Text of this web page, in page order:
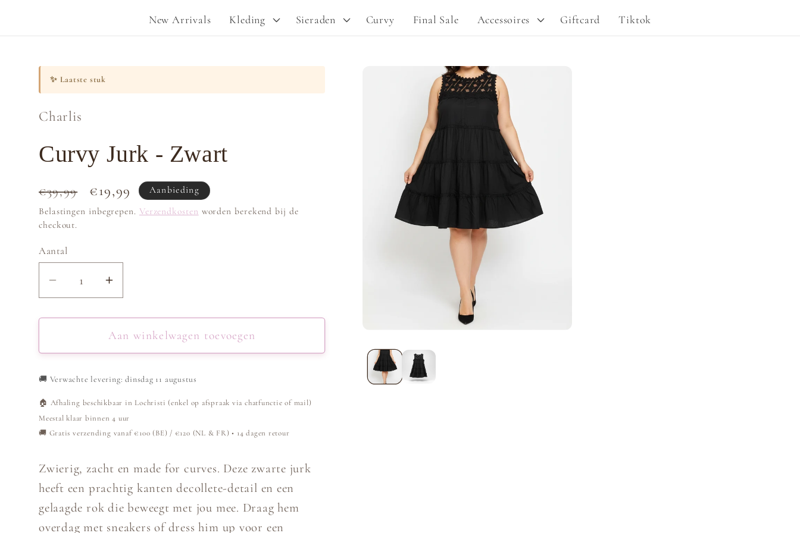
New Arrivals Kleding Sieraden Curvy Final Sale Accessoires Giftcard Tiktok
g
Ga direct naar
productinformatie
openen
modaal
✨ Laatste stuk
Charlis
Curvy Jurk - Zwart
Normale
prijs
€39,99 Aanbiedingsprijs
€19,99 Aanbieding
Belastingen inbegrepen. Verzendkosten worden berekend bij de
checkout.
Aantal
Aantal
verlagen
voor
Jurk
Zwart
Aantal
verhogen
voor
Curvy
Jurk
Zwart
Aan winkelwagen toevoegen
🚚 Verwachte levering: dinsdag 11 augustus
🏠 Afhaling beschikbaar in Lochristi (enkel op afspraak via chatfunctie of mail)
Meestal klaar binnen 4 uur
🚚 Gratis verzending vanaf €100 (BE) / €120 (NL & FR) • 14 dagen retour
Zwierig, zacht en made for curves. Deze zwarte jurk
heeft een prachtig kanten decollete-detail en een
gelaagde rok die beweegt met jou mee. Draag hem
overdag met sneakers of dress him up voor een